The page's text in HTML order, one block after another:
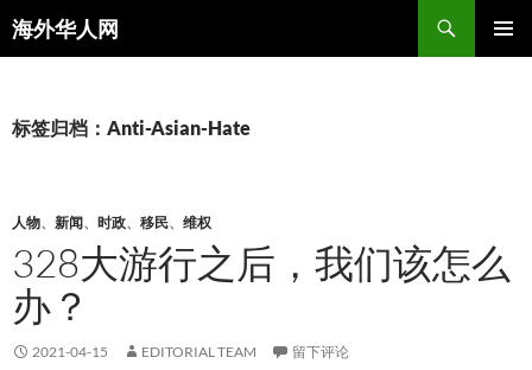
海外华人网
搜
索
文
标签归档：Anti-Asian-Hate
人物、 新闻、 时政、 移民、 维权
328大游行之后，我们该怎么
办？
2021-04-15 EDITORIAL TEAM 留下评论